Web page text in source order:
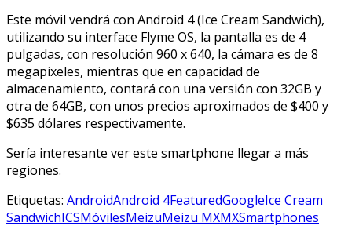
Este móvil vendrá con Android 4 (Ice Cream Sandwich),
utilizando su interface Flyme OS, la pantalla es de 4
pulgadas, con resolución 960 x 640, la cámara es de 8
megapixeles, mientras que en capacidad de
almacenamiento, contará con una versión con 32GB y
otra de 64GB, con unos precios aproximados de $400 y
$635 dólares respectivamente.
Sería interesante ver este smartphone llegar a más
regiones.
Etiquetas: AndroidAndroid 4FeaturedGoogleIce Cream
SandwichICSMóvilesMeizuMeizu MXMXSmartphones